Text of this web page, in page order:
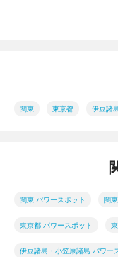
関東 東京都 伊豆諸
関東 パワースポット 関
東京都 パワースポット
伊豆諸島・小笠原諸島 パワー